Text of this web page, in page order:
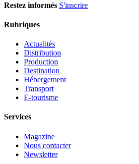
Restez informés S'inscrire
Rubriques
Actualités
Distribution
Production
Destination
Hébergement
Transport
E-tourisme
Services
Magazine
Nous contacter
Newsletter